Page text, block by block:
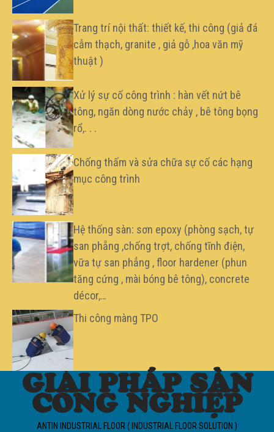
Trang trí nội thất: thiết kế, thi công (giả đá
cẫm thạch, granite , giả gỗ ,hoa văn mỹ
thuật )
Xử lý sự cố công trình : hàn vết nứt bê
tông, ngăn dòng nước chảy , bê tông bọng
rổ,. . .
Chống thấm và sửa chữa sự cố các hạng
mục công trình
Hệ thống sàn: sơn epoxy (phòng sạch, tự
san phẵng ,chống trợt, chống tĩnh điện,
vữa tự san phẳng , floor hardener (phun
tăng cứng , mài bóng bê tông), concrete
décor,…
Thi công màng TPO
GIẢI PHÁP SÀN
CÔNG NGHIỆP
ANTIN INDUSTRIAL FLOOR ( INDUSTRIAL FLOOR SOLUTION )